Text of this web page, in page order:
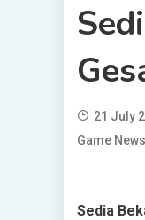
21 July
Game News
Sedia